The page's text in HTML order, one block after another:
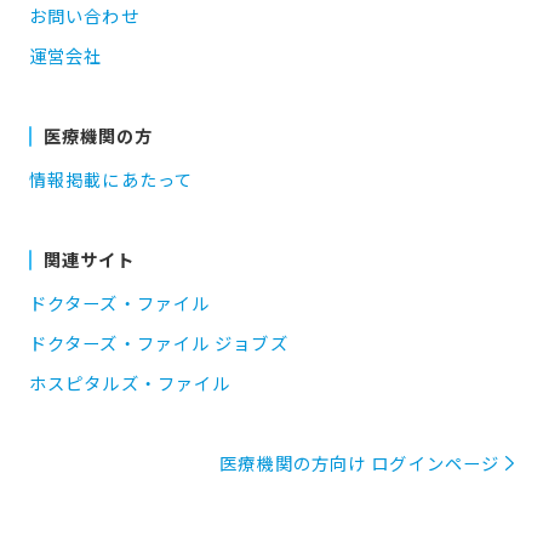
お問い合わせ
運営会社
医療機関の方
情報掲載にあたって
関連サイト
ドクターズ・ファイル
ドクターズ・ファイル ジョブズ
ホスピタルズ・ファイル
医療機関の方向け ログインページ